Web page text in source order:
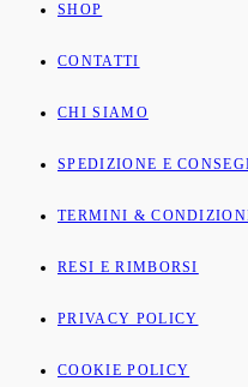
SHOP
CONTATTI
CHI SIAMO
SPEDIZIONE E
TERMINI &
RESI E RIMBORSI
PRIVACY POLICY
COOKIE POLICY